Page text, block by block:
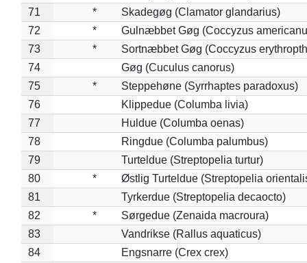
71
*
Skadegøg (Clamator glandarius)
72
*
Gulnæbbet Gøg (Coccyzus
73
*
Sortnæbbet Gøg (Coccyzus
74
Gøg (Cuculus canorus)
75
*
Steppehøne (Syrrhaptes paradoxus)
76
Klippedue (Columba livia)
77
Huldue (Columba oenas)
78
Ringdue (Columba palumbus)
79
Turteldue (Streptopelia turtur)
80
*
Østlig Turteldue (Streptopelia
81
Tyrkerdue (Streptopelia decaocto)
82
*
Sørgedue (Zenaida macroura)
83
Vandrikse (Rallus aquaticus)
84
Engsnarre (Crex crex)